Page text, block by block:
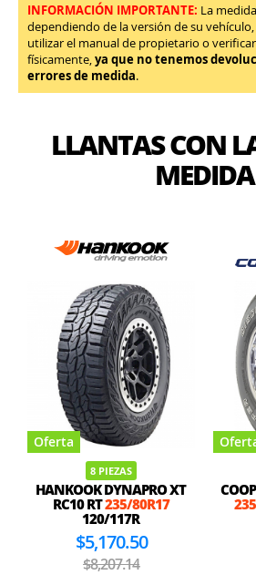
INFORMACIÓN IMPORTANTE: La
dependiendo de la versión de su
utilizar el manual de propietario o
físicamente,ya que no tenemos
errores de medida.
LLANTAS CON
MEDIDA
Oferta
8 PIEZAS
HANKOOK DYNAPRO XT
RC10 RT235/80R17
120/117R
$5,170.50
$8,207.14